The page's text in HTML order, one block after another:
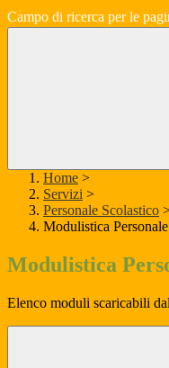
Campo di ricerca per le
Home >
Servizi >
Personale Scolastico
Modulistica
Modulistica
Elenco moduli scaricabili